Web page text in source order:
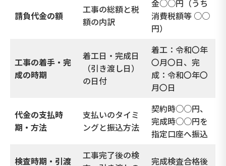
請負代金の額
工事の総額と税
額の内訳
金○○円（うち
消費税額等 ○○
円）
工事の着手・完
成の時期
着工日・完成日
（引き渡し日）
の日付
着工：令和〇年
〇月〇日、完
成：令和〇年〇
月〇日
代金の支払時
期・方法
支払いのタイミ
ングと振込方法
契約時○○円、
完成時○○円を
指定口座へ振込
検査時期・引渡
工事完了後の検
完成検査合格後